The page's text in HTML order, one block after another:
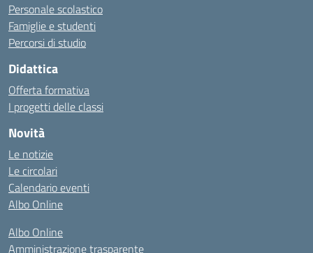
Personale scolastico
Famiglie e studenti
Percorsi di studio
Didattica
Offerta formativa
I progetti delle classi
Novità
Le notizie
Le circolari
Calendario eventi
Albo Online
Albo Online
Amministrazione trasparente